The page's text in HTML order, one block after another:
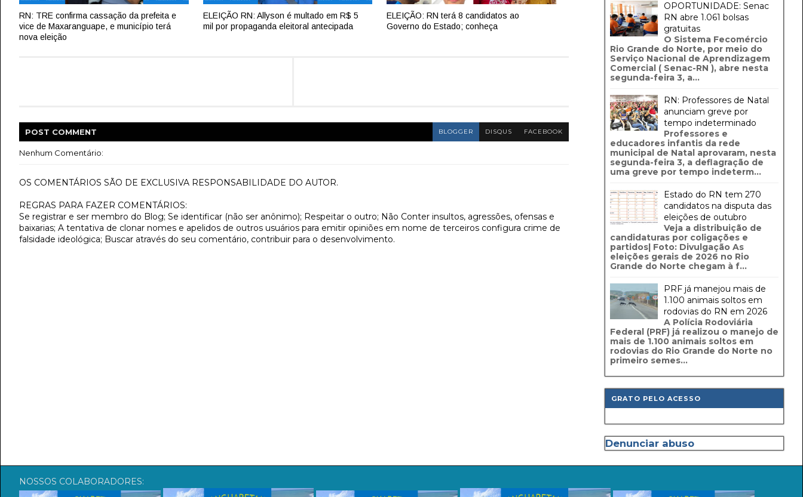
RN: TRE confirma cassação da prefeita e
vice de Maxaranguape, e município terá
nova eleição
ELEIÇÃO RN: Allyson é multado em R$ 5
mil por propaganda eleitoral antecipada
ELEIÇÃO: RN terá 8 candidatos ao
Governo do Estado; conheça
POST COMMENT BLOGGER DISQUS FACEBOOK
Nenhum Comentário:
OS COMENTÁRIOS SÃO DE EXCLUSIVA RESPONSABILIDADE DO AUTOR.
REGRAS PARA FAZER COMENTÁRIOS:
Se registrar e ser membro do Blog; Se identificar (não ser anônimo); Respeitar o outro; Não Conter insultos, agressões, ofensas e
baixarias; A tentativa de clonar nomes e apelidos de outros usuários para emitir opiniões em nome de terceiros configura crime de
falsidade ideológica; Buscar através do seu comentário, contribuir para o desenvolvimento.
OPORTUNIDADE: Senac
RN abre 1.061 bolsas
gratuitas
O Sistema Fecomércio
Rio Grande do Norte, por meio do
Serviço Nacional de Aprendizagem
Comercial ( Senac-RN ), abre nesta
segunda-feira 3, a...
RN: Professores de Natal
anunciam greve por
tempo indeterminado
Professores e
educadores infantis da rede
municipal de Natal aprovaram, nesta
segunda-feira 3, a deflagração de
uma greve por tempo indeterm...
Estado do RN tem 270
candidatos na disputa das
eleições de outubro
Veja a distribuição de
candidaturas por coligações e
partidos| Foto: Divulgação As
eleições gerais de 2026 no Rio
Grande do Norte chegam à f...
PRF já manejou mais de
1.100 animais soltos em
rodovias do RN em 2026
A Polícia Rodoviária
Federal (PRF) já realizou o manejo de
mais de 1.100 animais soltos em
rodovias do Rio Grande do Norte no
primeiro semes...
GRATO PELO ACESSO
Denunciar abuso
NOSSOS COLABORADORES: